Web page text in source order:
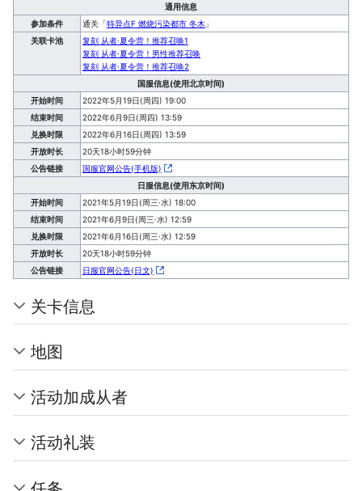
通用信息
参加条件
通关「特异点F 燃烧污染都市 冬木 」
关联卡池
复刻 从者·夏令营！推荐召唤1
复刻 从者·夏令营！男性推荐召唤
复刻 从者·夏令营！推荐召唤2
国服信息(使用北京时间)
开始时间
2022年5月19日(周四) 19:00
结束时间
2022年6月9日(周四) 13:59
兑换时限
2022年6月16日(周四) 13:59
开放时长
20天18小时59分钟
公告链接
国服官网公告(手机版)
日服信息(使用东京时间)
开始时间
2021年5月19日(周三·水) 18:00
结束时间
2021年6月9日(周三·水) 12:59
兑换时限
2021年6月16日(周三·水) 12:59
开放时长
20天18小时59分钟
公告链接
日服官网公告(日文)
关卡信息
地图
活动加成从者
活动礼装